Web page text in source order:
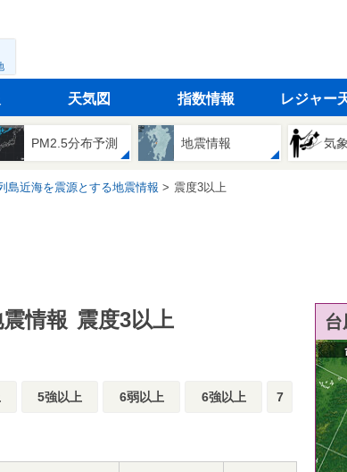
天気図 指数情報 レジャー
PM2.5分布予測 地震情報 気
島近海を震源とする地震情報 震度3以上
情報 震度3以上
5強以上 6弱以上 6強以上 7